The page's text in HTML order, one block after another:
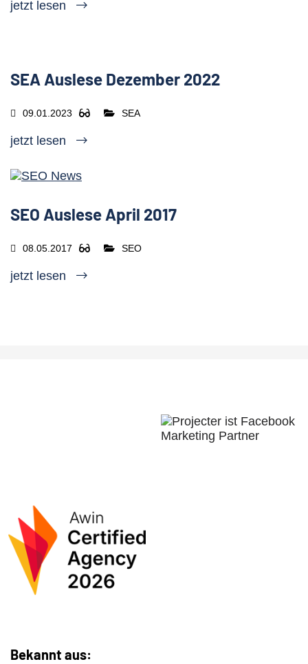
jetzt lesen
SEA Auslese Dezember 2022
09.01.2023 SEA
jetzt lesen
SEO Auslese April 2017
08.05.2017 SEO
jetzt lesen
Bekannt aus: